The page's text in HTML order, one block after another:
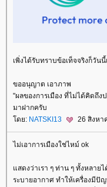
เพิ่งได้รับทราบข้อเท็จจริงก็วันนี้
ขออนุญาต เอาภาพ
"ผลของการเมือง ที่ไม่ได้คิดถึง
มาฝากครับ
ดย: NATSKI13 26 สิงหา
ไม่เอาการเมืองใช่ไหม์ ok
สดงว่าเรา ๆ ท่าน ๆ ทั้งหลายไ
ระบายอากาศ ทำให้เครื่องมี